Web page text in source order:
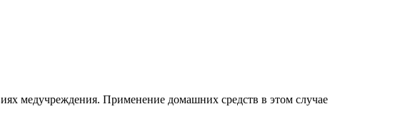
медучреждения. Применение домашних средств в этом случае